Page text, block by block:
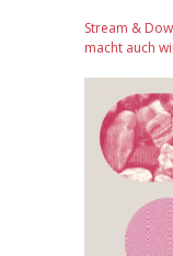
Stream &
macht auch